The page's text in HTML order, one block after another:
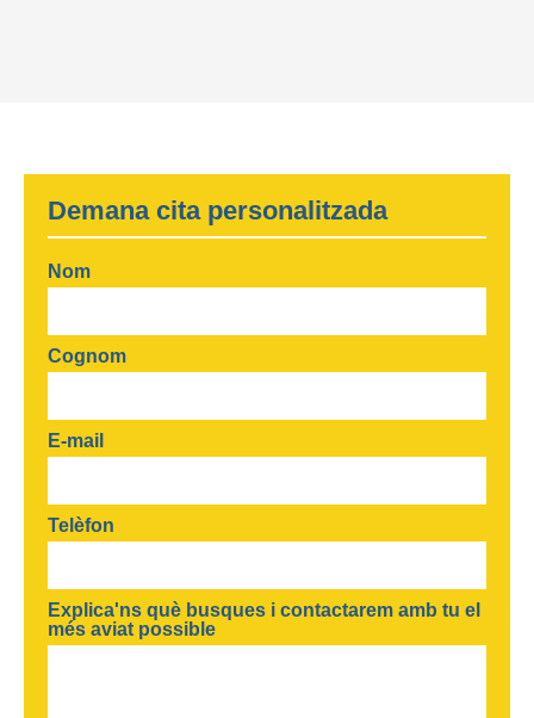
Demana cita personalitzada
Nom
Cognom
E-mail
Telèfon
Explica'ns què busques i contactarem amb tu el
més aviat possible